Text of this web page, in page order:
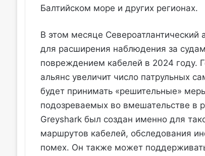
Балтийском море и других регионах.
В этом месяце Североатлантический
для расширения наблюдения за
повреждением кабелей в 2024 году.
альянс увеличит число патрульных
будет принимать «решительные»
подозреваемых во вмешательстве в
Greyshark был создан именно для
маршрутов кабелей, обследования
помех. Он также может